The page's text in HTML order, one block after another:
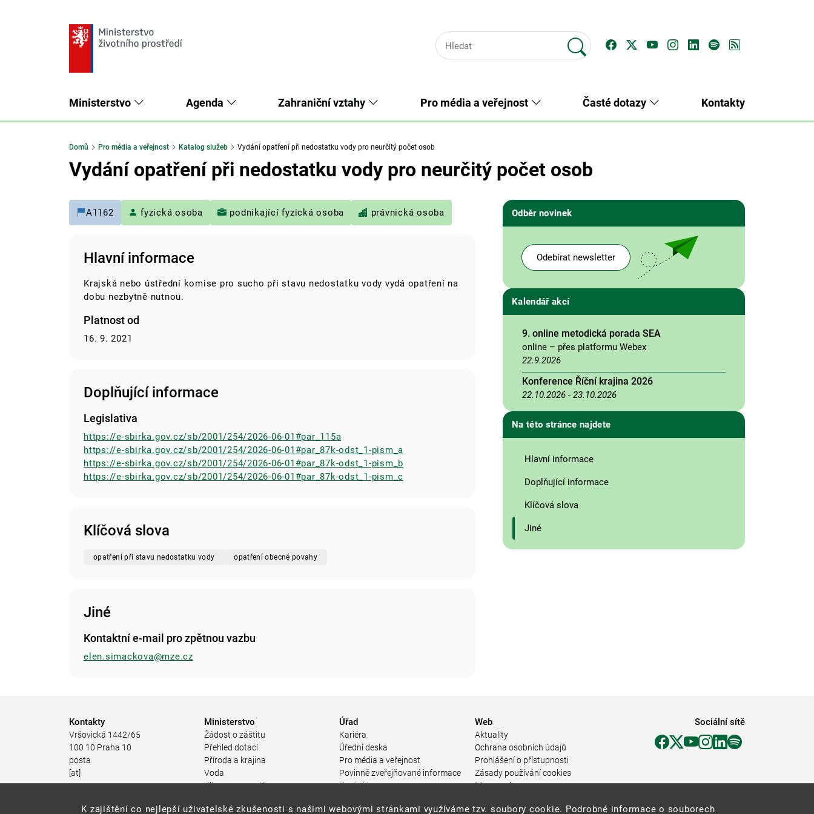
Ministerstvo Agenda Zahraniční vztahy Pro média a veřejnost Časté dotazy Kontakty
Domů Pro média a veřejnost Katalog služeb Vydání opatření při nedostatku vody pro neurčitý počet osob
Vydání opatření při nedostatku vody pro neurčitý počet osob
A1162 fyzická osoba podnikající fyzická osoba právnická osoba
Hlavní informace
Krajská nebo ústřední komise pro sucho při stavu nedostatku vody vydá opatření na
dobu nezbytně nutnou.
Platnost od
16. 9. 2021
Doplňující informace
Legislativa
https://e-sbirka.gov.cz/sb/2001/254/2026-06-01#par_115a
https://e-sbirka.gov.cz/sb/2001/254/2026-06-01#par_87k-odst_1-pism_a
https://e-sbirka.gov.cz/sb/2001/254/2026-06-01#par_87k-odst_1-pism_b
https://e-sbirka.gov.cz/sb/2001/254/2026-06-01#par_87k-odst_1-pism_c
Klíčová slova
opatření při stavu nedostatku vody opatření obecné povahy
Jiné
Kontaktní e-mail pro zpětnou vazbu
elen.simackova@mze.cz
Odběr novinek
Odebírat newsletter
Kalendář akcí
9. online metodická porada SEA
online – přes platformu Webex
22.9.2026
Konference Říční krajina 2026
22.10.2026 - 23.10.2026
Na této stránce najdete
Hlavní informace
Doplňující informace
Klíčová slova
Jiné
Kontakty
Vršovická 1442/65
100 10 Praha 10
posta
[at]
mzp.gov.cz
+420 267 121 111
Ministerstvo
Žádost o záštitu
Přehled dotací
Příroda a krajina
Voda
Klima a energetika
Odpadové hospodářství
Úřad
Kariéra
Úřední deska
Pro média a veřejnost
Povinně zveřejňované informace
Kontakty
(PDF, 204 kB)
Web
Aktuality
Ochrana osobních údajů
Prohlášení o přístupnosti
Zásady používání cookies
Mapa webu
Sociální sítě
K zajištění co nejlepší uživatelské zkušenosti s našimi webovými stránkami využíváme tzv. soubory cookie. Podrobné informace o souborech